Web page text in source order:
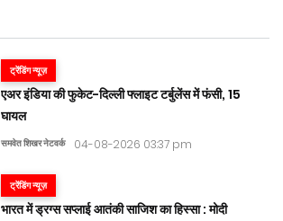
ट्रेंडिंग न्यूज़
एअर इंडिया की फुकेट-दिल्ली फ्लाइट टर्बुलेंस में फंसी, 15
घायल
समवेत शिखर नेटवर्क 04-08-2026 03:37 pm
ट्रेंडिंग न्यूज़
भारत में ड्रग्स सप्लाई आतंकी साजिश का हिस्सा : मोदी